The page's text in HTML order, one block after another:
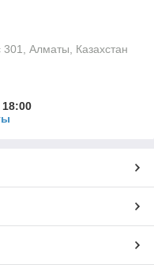
Алматы, Казахстан